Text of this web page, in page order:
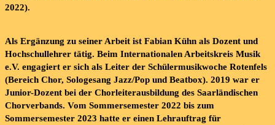
2022).
Als Ergänzung zu seiner Arbeit ist Fabian Kühn als Dozent und
Hochschullehrer tätig. Beim Internationalen Arbeitskreis Musik
e.V. engagiert er sich als Leiter der Schülermusikwoche Rotenfels
(Bereich Chor, Sologesang Jazz/Pop und Beatbox). 2019 war er
Junior-Dozent bei der Chorleiterausbildung des Saarländischen
Chorverbands. Vom Sommersemester 2022 bis zum
Sommersemester 2023 hatte er einen Lehrauftrag für